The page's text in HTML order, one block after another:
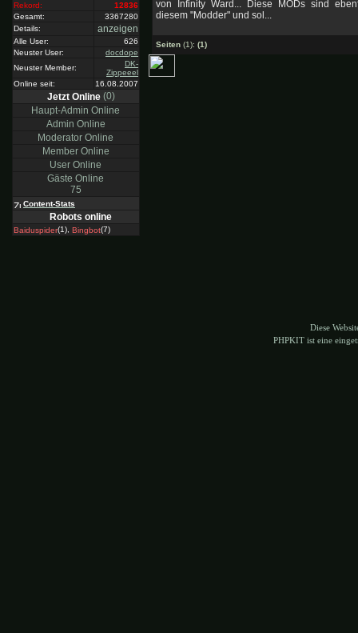
Rekord:
12836
Gesamt:
3367280
Details:
anzeigen
Alle User:
626
Neuster User:
docdope
Neuster Member:
DK-
Zippeeel
Online seit:
16.08.2007
Jetzt Online (0)
Haupt-Admin Online
Admin Online
Moderator Online
Member Online
User Online
Gäste Online
75
Content-Stats
Robots online
Baiduspider(1), Bingbot(7)
von Infinity Ward... Diese MODs sind
diesem "Modder" und sol...
Seiten (1): (1)
Diese
PHPKIT ist eine